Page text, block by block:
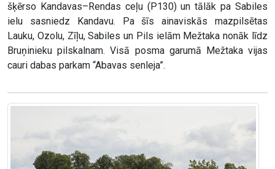
šķērso Kandavas–Rendas ceļu (P130) un tālāk pa Sabiles
ielu sasniedz Kandavu. Pa šīs ainaviskās mazpilsētas
Lauku, Ozolu, Zīļu, Sabiles un Pils ielām Mežtaka nonāk līdz
Bruņinieku pilskalnam. Visā posma garumā Mežtaka vijas
cauri dabas parkam “Abavas senleja”.